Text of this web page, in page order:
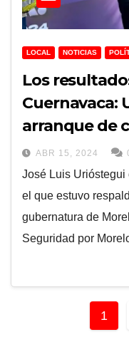
LOCAL NOTICIAS
Los
Cuernavaca:
arranque de
ABR 15, 2024
José Luis Urióstegui
el que estuvo
gubernatura de
Seguridad por
1